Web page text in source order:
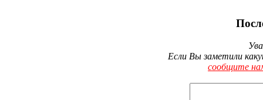
Если Вы заметили
сообщите